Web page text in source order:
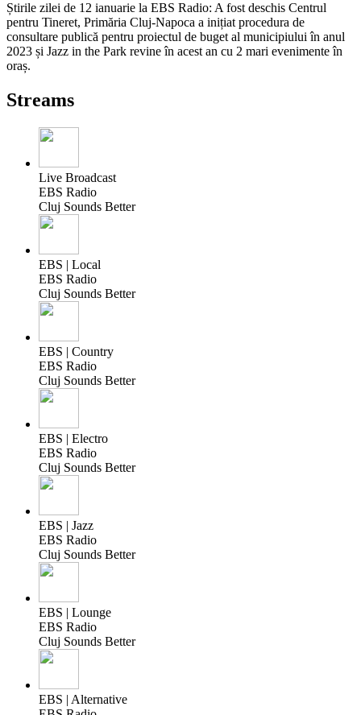
Știrile zilei de 12 ianuarie la EBS Radio: A fost deschis Centrul
pentru Tineret, Primăria Cluj-Napoca a inițiat procedura de
consultare publică pentru proiectul de buget al municipiului în anul
2023 și Jazz in the Park revine în acest an cu 2 mari evenimente în
oraș.
Streams
Live Broadcast
EBS Radio
Cluj Sounds Better
EBS | Local
EBS Radio
Cluj Sounds Better
EBS | Country
EBS Radio
Cluj Sounds Better
EBS | Electro
EBS Radio
Cluj Sounds Better
EBS | Jazz
EBS Radio
Cluj Sounds Better
EBS | Lounge
EBS Radio
Cluj Sounds Better
EBS | Alternative